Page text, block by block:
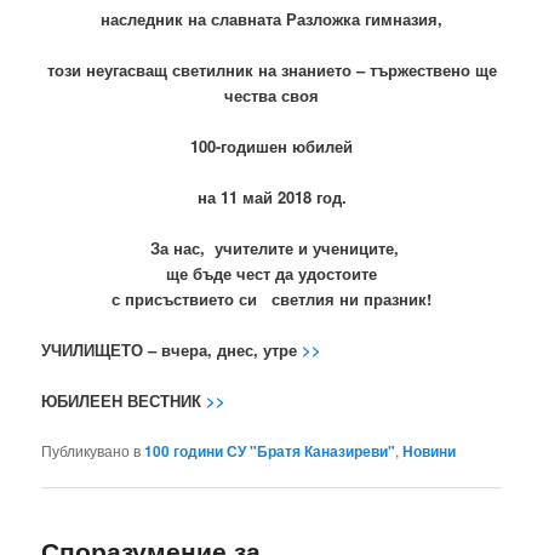
наследник на славната Разложка гимназия,
този неугасващ светилник на знанието – тържествено ще
чества своя
100-годишен юбилей
на 11 май 2018 год.
За нас, учителите и учениците,
ще бъде чест да удостоите
с присъствието си светлия ни празник!
УЧИЛИЩЕТО – вчера, днес, утре >>
ЮБИЛЕЕН ВЕСТНИК >>
Публикувано в100 години СУ "Братя Каназиреви",Новини